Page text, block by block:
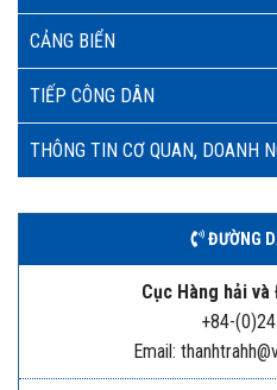
CẢNG BIỂN
TIẾP CÔNG DÂN
THÔNG TIN CƠ QUAN, DOANH
ĐƯỜNG
Cục Hàng hải và
+84-
Email: